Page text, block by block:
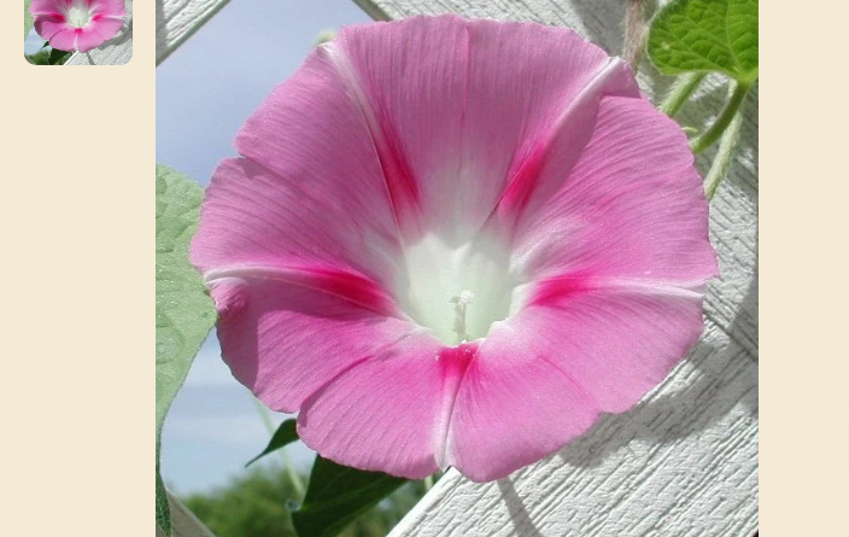
til
produktoplysninger